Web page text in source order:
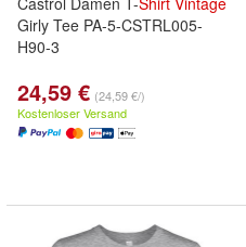
Girly Tee PA-5-CSTRL005-
H90-3
24,59 € (24,59 €/)
Kostenloser Versand